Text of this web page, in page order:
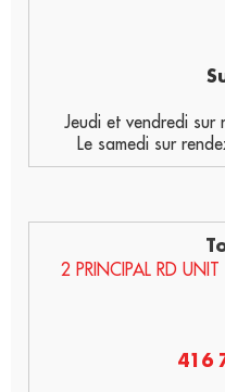
Jeudi et vendredi sur
Le samedi sur
2 PRINCIPAL RD
416